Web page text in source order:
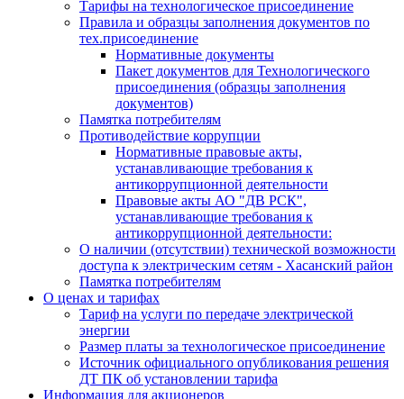
Тарифы на технологическое присоединение
Правила и образцы заполнения документов по
тех.присоединение
Нормативные документы
Пакет документов для Технологического
присоединения (образцы заполнения
документов)
Памятка потребителям
Противодействие коррупции
Нормативные правовые акты,
устанавливающие требования к
антикоррупционной деятельности
Правовые акты АО "ДВ РСК",
устанавливающие требования к
антикоррупционной деятельности:
О наличии (отсутствии) технической возможности
доступа к электрическим сетям - Хасанский район
Памятка потребителям
О ценах и тарифах
Тариф на услуги по передаче электрической
энергии
Размер платы за технологическое присоединение
Источник официального опубликования решения
ДТ ПК об установлении тарифа
Информация для акционеров